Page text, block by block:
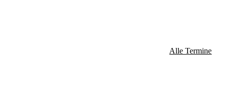
Alle Termine